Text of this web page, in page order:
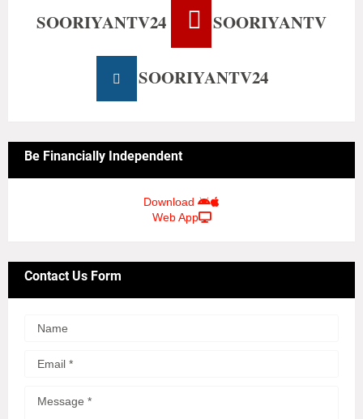
SOORIYANTV24 SOORIYANTV
SOORIYANTV24
Be Financially Independent
Download
Web App
Contact Us Form